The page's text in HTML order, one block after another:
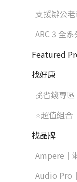
支援辦公
ARC 3 全
Featured
找好康
💰省錢專區
⭐超值組合
找品牌
Ampere｜
Audio Pro